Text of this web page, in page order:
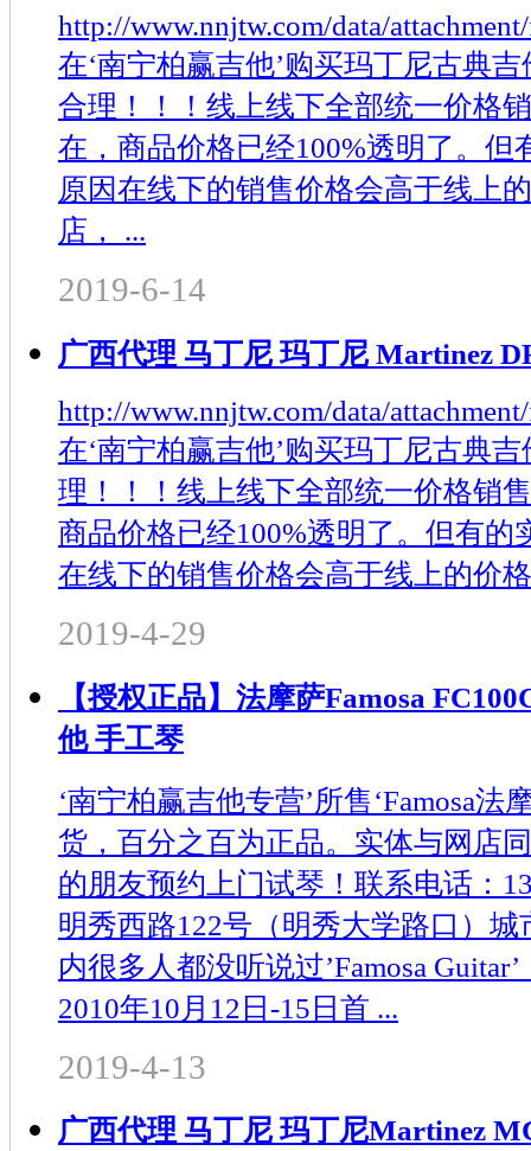
http://www.nnjtw.com/data/
在‘南宁柏赢吉他’购买玛丁尼古典
合理！！！线上线下全部统一价格
在，商品价格已经100%透明了。但
原因在线下的销售价格会高于线上
店， ...
2019-6-14
广西代理 马丁尼 玛丁尼 Martinez
http://www.nnjtw.com/data/
在‘南宁柏赢吉他’购买玛丁尼古典
理！！！线上线下全部统一价格销
商品价格已经100%透明了。但有的
在线下的销售价格会高于线上的价
2019-4-29
【授权正品】法摩萨Famosa
他 手工琴
‘南宁柏赢吉他专营’所售‘Famosa法
货，百分之百为正品。实体与网店
的朋友预约上门试琴！联系电话：
明秀西路122号（明秀大学路口）
内很多人都没听说过’Famosa
2010年10月12日-15日首 ...
2019-4-13
广西代理 马丁尼 玛丁尼Martinez